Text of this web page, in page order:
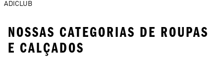
ADICLUB
NOSSAS CATEGORIAS DE ROUPAS
E CALÇADOS